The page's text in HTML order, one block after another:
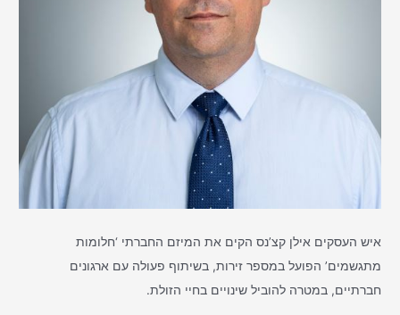
איש העסקים אילן קצ’נס הקים את המיזם החברתי ‘חלומות
מתגשמים’ הפועל במספר זירות, בשיתוף פעולה עם ארגונים
חברתיים, במטרה להוביל שינויים בחיי הזולת.